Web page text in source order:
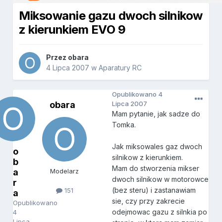
Miksowanie gazu dwoch silnikow
z kierunkiem EVO 9
Przez obara
4 Lipca 2007 wAparatury RC
o
b
a
r
a
Opublikowano
4
obara
Modelarz
151
Opublikowano 4
Lipca 2007
Mam pytanie, jak sadze do
Tomka.
Jak miksowales gaz dwoch
silnikow z kierunkiem.
Mam do stworzenia mikser
dwoch silnikow w motorowce
(bez steru) i zastanawiam
sie, czy przy zakrecie
odejmowac gazu z silnkia po